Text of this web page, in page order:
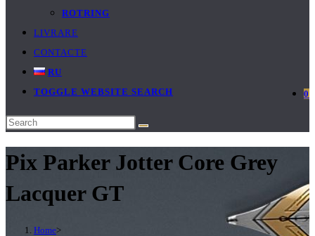
ROTRING
LIVRARE
CONTACTE
RU
0
TOGGLE WEBSITE SEARCH
Pix Parker Jotter Core Grey
Lacquer GT
Home>